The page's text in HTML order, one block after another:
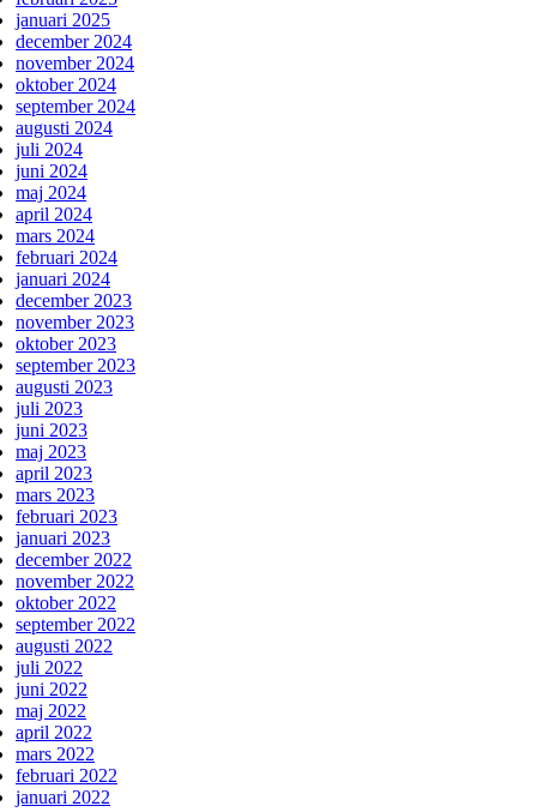
januari 2025
december 2024
november 2024
oktober 2024
september 2024
augusti 2024
juli 2024
juni 2024
maj 2024
april 2024
mars 2024
februari 2024
januari 2024
december 2023
november 2023
oktober 2023
september 2023
augusti 2023
juli 2023
juni 2023
maj 2023
april 2023
mars 2023
februari 2023
januari 2023
december 2022
november 2022
oktober 2022
september 2022
augusti 2022
juli 2022
juni 2022
maj 2022
april 2022
mars 2022
februari 2022
januari 2022